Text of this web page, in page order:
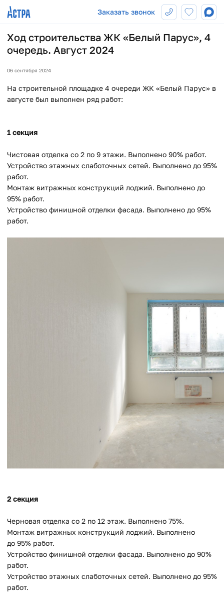
Заказать звонок
Ход строительства ЖК «Белый Парус», 4
очередь. Август 2024
06 сентября 2024
На строительной площадке 4 очереди ЖК «Белый Парус» в
августе был выполнен ряд работ:
1 секция
Чистовая отделка со 2 по 9 этажи. Выполнено 90% работ.
Устройство этажных слаботочных сетей. Выполнено до 95%
работ.
Монтаж витражных конструкций лоджий. Выполнено до
95% работ.
Устройство финишной отделки фасада. Выполнено до 95%
работ.
2 секция
Черновая отделка со 2 по 12 этаж. Выполнено 75%.
Монтаж витражных конструкций лоджий. Выполнено
до 95% работ.
Устройство финишной отделки фасада. Выполнено до 90%
работ.
Устройство этажных слаботочных сетей. Выполнено до 95%
работ.